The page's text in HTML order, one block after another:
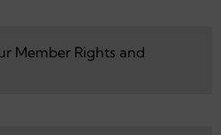
Member Rights and